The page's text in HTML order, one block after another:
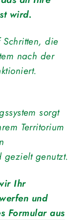
wird.
Schritten, die
nach der
sorgt
Territorium
gezielt genutzt.
Ihr
und
Formular aus